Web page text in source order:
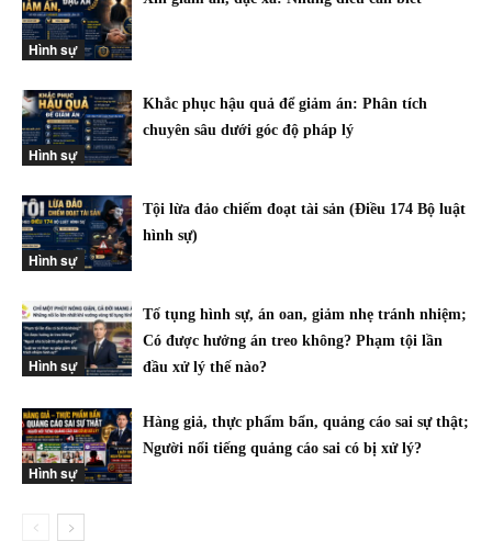
Hình sự
Hình sự
Khắc phục hậu quả để giảm án: Phân tích
chuyên sâu dưới góc độ pháp lý
Hình sự
Tội lừa đảo chiếm đoạt tài sản (Điều 174 Bộ luật
hình sự)
Hình sự
Tố tụng hình sự, án oan, giảm nhẹ tránh nhiệm;
Có được hưởng án treo không? Phạm tội lần
đầu xử lý thế nào?
Hình sự
Hàng giả, thực phẩm bẩn, quảng cáo sai sự thật;
Người nổi tiếng quảng cáo sai có bị xử lý?